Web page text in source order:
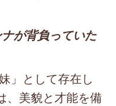
が背負っていた
」として存在し
、美貌と才能を備